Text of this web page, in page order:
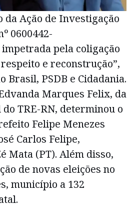
da Ação de Investigação
0600442-
impetrada pela coligação
e reconstrução”,
Brasil, PSDB e Cidadania.
Marques Felix, da
TRE-RN, determinou o
Felipe Menezes
Carlos Felipe,
Mata (PT). Além disso,
de novas eleições no
município a 132